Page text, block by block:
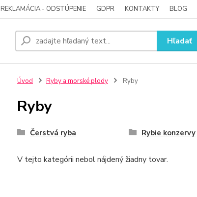
REKLAMÁCIA - ODSTÚPENIE GDPR KONTAKTY BLOG
Hľadať
Úvod Ryby a morské plody Ryby
Ryby
Čerstvá ryba Rybie konzervy
V tejto kategórii nebol nájdený žiadny tovar.